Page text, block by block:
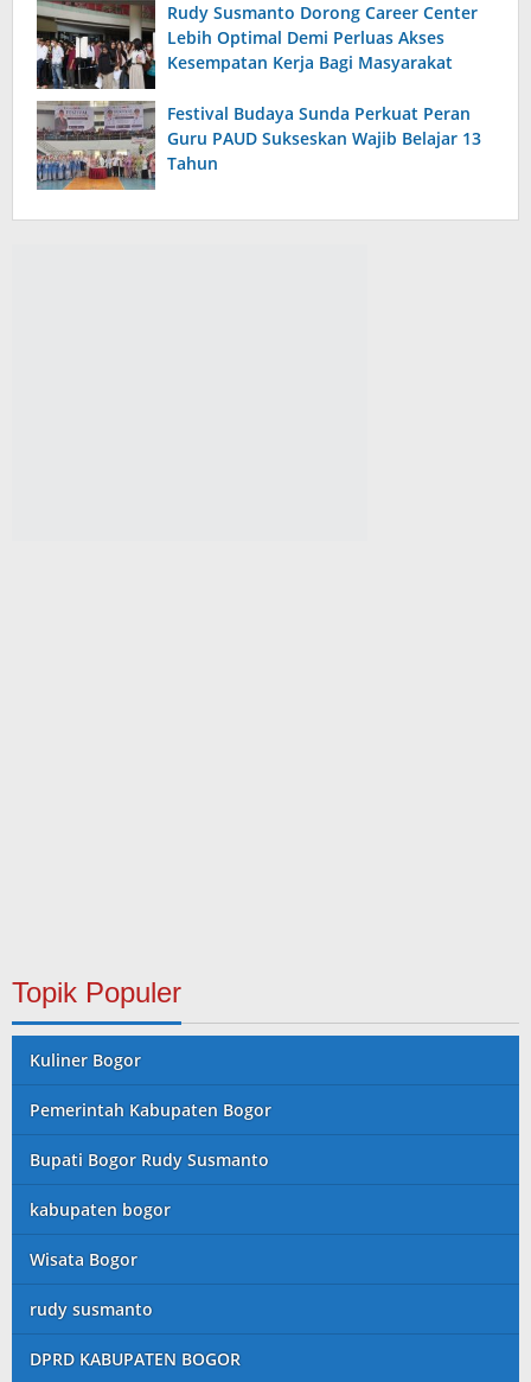
Rudy Susmanto Dorong Career Center
Lebih Optimal Demi Perluas Akses
Kesempatan Kerja Bagi Masyarakat
Festival Budaya Sunda Perkuat Peran
Guru PAUD Sukseskan Wajib Belajar 13
Tahun
Topik Populer
Kuliner Bogor
Pemerintah Kabupaten Bogor
Bupati Bogor Rudy Susmanto
kabupaten bogor
Wisata Bogor
rudy susmanto
DPRD KABUPATEN BOGOR